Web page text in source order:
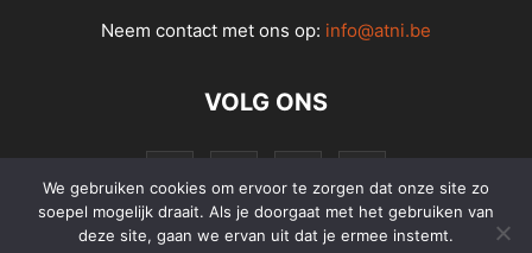
Neem contact met ons op: info@atni.be
VOLG ONS
We gebruiken cookies om ervoor te zorgen dat onze site zo
soepel mogelijk draait. Als je doorgaat met het gebruiken van
deze site, gaan we ervan uit dat je ermee instemt.